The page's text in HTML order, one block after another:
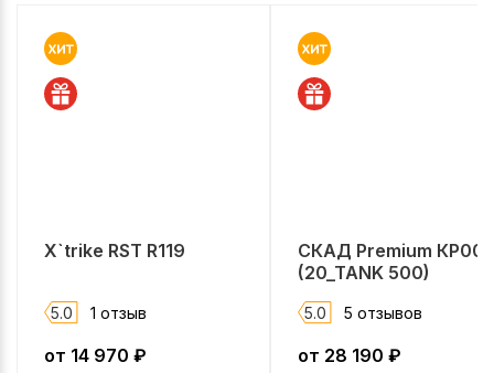
X`trike RST R119
5.0 1 отзыв
от 14 970 ₽
СКАД Premium
(20_TANK 500)
5.0 5 отзывов
от 28 190 ₽